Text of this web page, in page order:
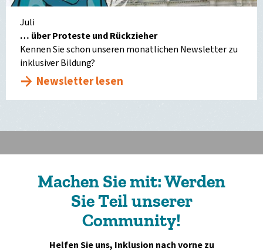
Juli
… über Proteste und Rückzieher
Kennen Sie schon unseren monatlichen Newsletter zu
inklusiver Bildung?
Newsletter lesen
Machen Sie mit: Werden
Sie Teil unserer
Community!
Helfen Sie uns, Inklusion nach vorne zu